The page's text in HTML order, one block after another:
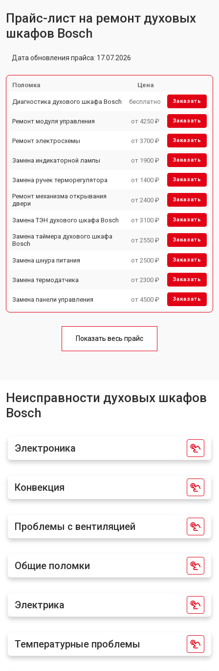
Прайс-лист на ремонт духовых
шкафов Bosch
Дата обновления прайса: 17.07.2026
Поломка Цена
Диагностика духового шкафа Bosch бесплатно Заказать
Ремонт модуля управления от 4250 ₽ Заказать
Ремонт электросхемы от 3700 ₽ Заказать
Замена индикаторной лампы от 1900 ₽ Заказать
Замена ручек терморегулятора от 1400 ₽ Заказать
Ремонт механизма открывания
двери
от 2400 ₽ Заказать
Замена ТЭН духового шкафа Bosch от 3100 ₽ Заказать
Замена таймера духового шкафа
Bosch
от 2550 ₽ Заказать
Замена шнура питания от 2500 ₽ Заказать
Замена термодатчика от 2300 ₽ Заказать
Замена панели управления от 4500 ₽ Заказать
Показать весь прайс
Неисправности духовых шкафов
Bosch
Электроника
Конвекция
Проблемы с вентиляцией
Общие поломки
Электрика
Температурные проблемы